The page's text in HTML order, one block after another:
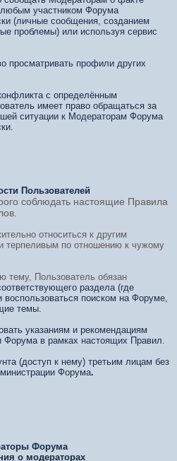
участником Форума
(личные сообщения, созданием
проблемы) или используя сервис
просматривать профили других
с определённым
имеет право обращаться за
ситуации к Модераторам Форума
Пользователей
соблюдать настоящие Правила
относиться к другим
терпеливым по отношению к чужому
тему, Пользователь обязан
раздела (где
воспользоваться поиском на Форуме,
темы.
указаниям и рекомендациям
Форума в рамках настоящих Правил.
(доступ к нему) третьим лицам без
Форума.
Форума
о модераторах